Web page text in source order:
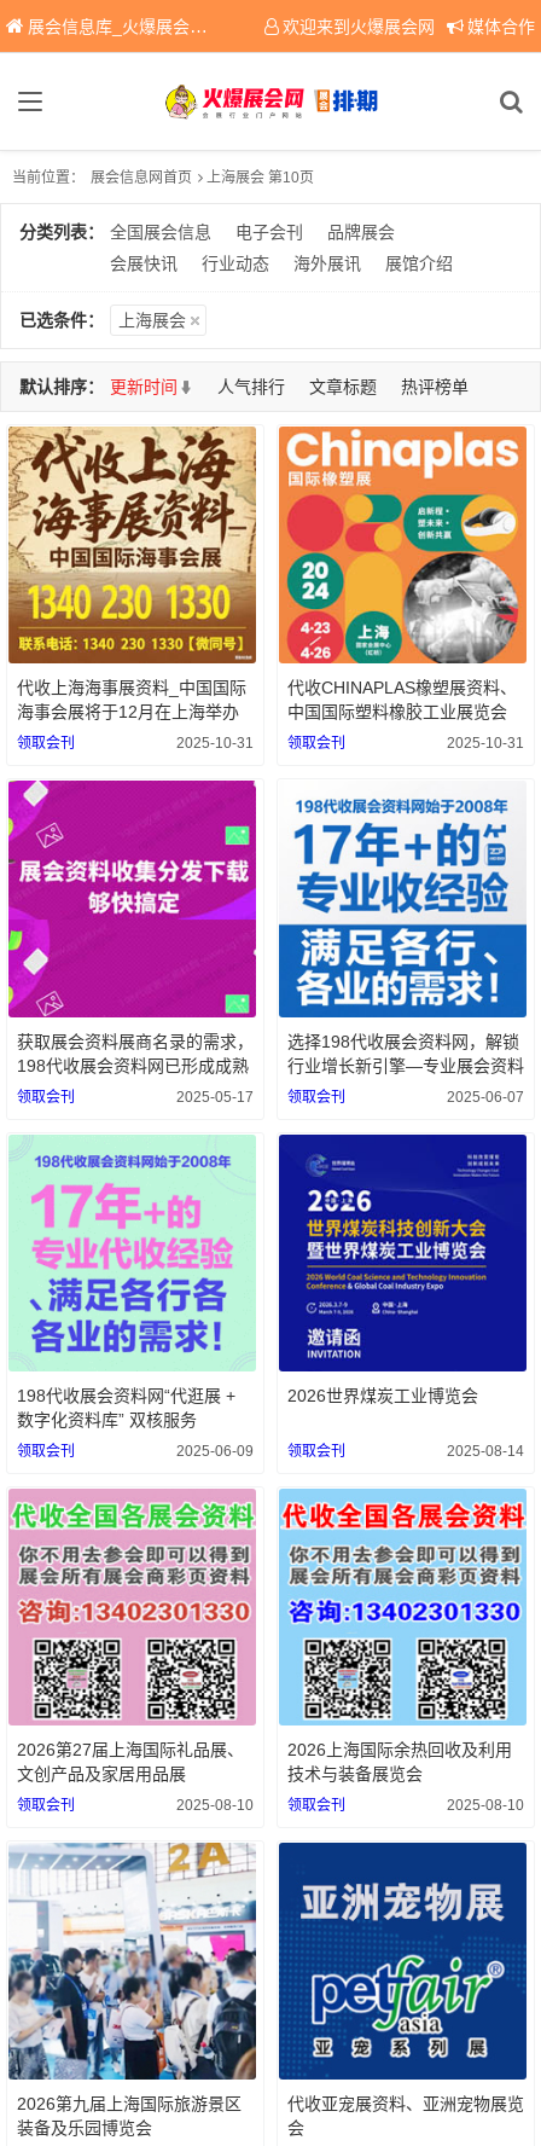
展会信息库_火爆展会网免费展会信息查询平台，提供专业会展服务！ 欢迎来到火爆展会网 媒体合作
当前位置： 展会信息网首页 上海展会 第10页
分类列表： 全国展会信息 电子会刊
品牌展会
会展快讯
行业动态 海外展讯 展馆介绍
已选条件： 上海展会
默认排序： 更新时间 人气排行 文章标题 热评榜单
共查询到 1155 条信息
代收上海海事展资料_中国国际
海事会展将于12月在上海举办
领取会刊 2025-10-31
代收CHINAPLAS橡塑展资料、
中国国际塑料橡胶工业展览会
领取会刊 2025-10-31
获取展会资料展商名录的需求，
198代收展会资料网已形成成熟
的解决方案
领取会刊 2025-05-17
选择198代收展会资料网，解锁
行业增长新引擎—专业展会资料
代收服务领跑者！
领取会刊 2025-06-07
198代收展会资料网“代逛展 +
数字化资料库” 双核服务
领取会刊 2025-06-09
2026世界煤炭工业博览会
领取会刊 2025-08-14
2026第27届上海国际礼品展、
文创产品及家居用品展
领取会刊 2025-08-10
2026上海国际余热回收及利用
技术与装备展览会
领取会刊 2025-08-10
2026第九届上海国际旅游景区
装备及乐园博览会
代收亚宠展资料、亚洲宠物展览
会